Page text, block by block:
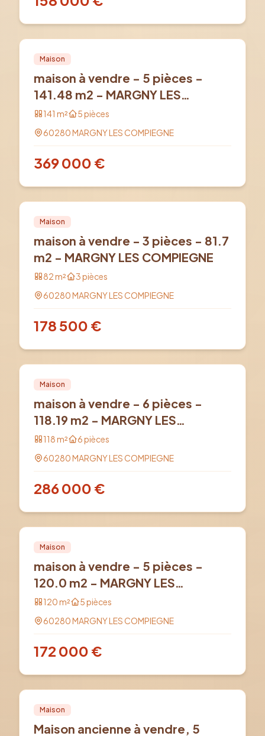
Vente PRO
Maison
maison à vendre - 5 pièces -
141.48 m2 - MARGNY LES
COMPIEGNE
141 m² 5pièces
60280MARGNY LES COMPIEGNE
369 000 €
Vente PRO
Maison
maison à vendre - 3 pièces - 81.7
m2 - MARGNY LES COMPIEGNE
82m² 3pièces
60280MARGNY LES COMPIEGNE
178 500 €
Vente PRO
Maison
maison à vendre - 6 pièces -
118.19 m2 - MARGNY LES
COMPIEGNE
118m² 6pièces
60280MARGNY LES COMPIEGNE
286 000 €
Vente PRO
Maison
maison à vendre - 5 pièces -
120.0 m2 - MARGNY LES
COMPIEGNE
120m² 5pièces
60280MARGNY LES COMPIEGNE
172 000 €
Vente PRO
Maison
Maison ancienne à vendre, 5